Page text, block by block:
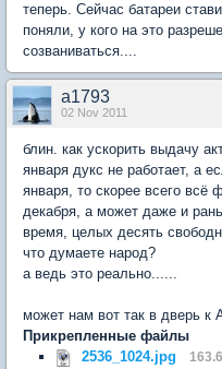
теперь. Сейчас батареи
поняли, у кого на это
созваниваться....
a1793
02 Nov 2011
блин. как ускорить выдачу
января дукс не работает, а
января, то скорее всего всё
декабря, а может даже и
время, целых десять
что думаете народ?
а ведь это реально......
может нам вот так в дверь к
Прикрепленные файлы
2536_1024.jpg